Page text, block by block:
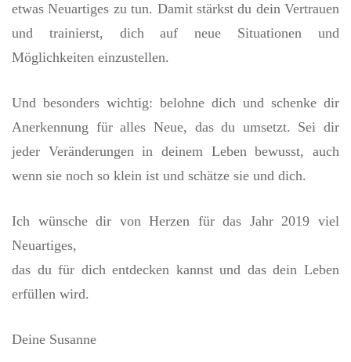
etwas Neuartiges zu tun. Damit stärkst du dein Vertrauen
und trainierst, dich auf neue Situationen und
Möglichkeiten einzustellen.
Und besonders wichtig: belohne dich und schenke dir
Anerkennung für alles Neue, das du umsetzt. Sei dir
jeder Veränderungen in deinem Leben bewusst, auch
wenn sie noch so klein ist und schätze sie und dich.
Ich wünsche dir von Herzen für das Jahr 2019 viel
Neuartiges,
das du für dich entdecken kannst und das dein Leben
erfüllen wird.
Deine Susanne